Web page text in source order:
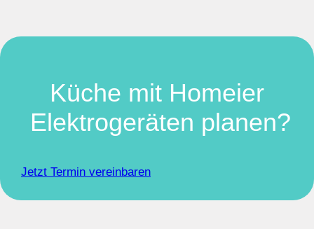
Küche mit Homeier
Elektrogeräten planen?
Jetzt Termin vereinbaren